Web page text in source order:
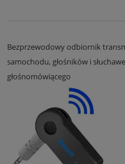
Bezprzewodowy odbiornik
samochodu, głośników i
głośnomówiącego